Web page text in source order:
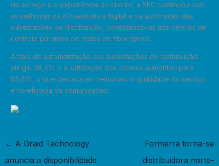
do serviço e a experiência do cliente, a SEC continuou com
as melhorias na infraestrutura digital e na automação das
subestações de distribuição, conectando-as aos centros de
controle por meio de redes de fibra óptica.
A taxa de automatização das subestações de distribuição
atingiu 38,4% e a satisfação dos clientes aumentou para
85,8%, o que destaca as melhorias na qualidade do serviço
e na eficácia da comunicação.
← A Graid Technology
anuncia a disponibilidade
Formerra torna-se
distribuidora norte-